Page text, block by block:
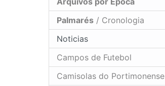
Palmarés / Cronologia
Noticias
Campos de Futebol
Camisolas do Portimonense